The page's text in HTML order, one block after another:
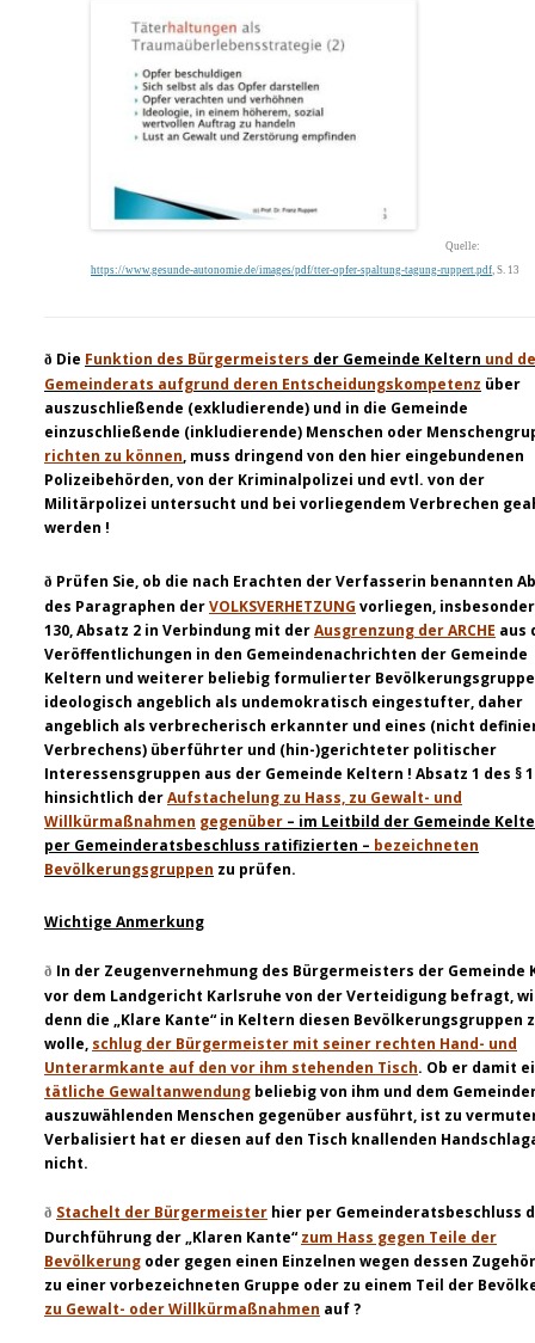
Quelle:
https://www.gesunde-autonomie.de/images/pdf/tter-opfer-spaltung-tagung-ruppert.pdf , S. 13
ð Die Funktion des Bürgermeisters der Gemeinde Keltern und
Gemeinderats aufgrund deren Entscheidungskompetenz über
auszuschließende (exkludierende) und in die Gemeinde
einzuschließende (inkludierende) Menschen oder
richten zu können, muss dringend von den hier eingebundenen
Polizeibehörden, von der Kriminalpolizei und evtl. von der
Militärpolizei untersucht und bei vorliegendem Verbrechen
werden !
ð Prüfen Sie, ob die nach Erachten der Verfasserin benannten
des Paragraphen derVOLKSVERHETZUNG vorliegen,
130, Absatz 2 in Verbindung mit derAusgrenzung der ARCHE aus
Veröffentlichungen in den Gemeindenachrichten der Gemeinde
Keltern und weiterer beliebig formulierter
ideologisch angeblich als undemokratisch eingestufter, daher
angeblich als verbrecherisch erkannter und eines (nicht
Verbrechens) überführter und (hin-)gerichteter politischer
Interessensgruppen aus der Gemeinde Keltern ! Absatz 1 des §
hinsichtlich derAufstachelung zu Hass, zu Gewalt- und
Willkürmaßnahmen gegenüber – im Leitbild der Gemeinde
per Gemeinderatsbeschluss ratifizierten – bezeichneten
Bevölkerungsgruppen zu prüfen.
Wichtige Anmerkung
ð In der Zeugenvernehmung des Bürgermeisters der Gemeinde
vor dem Landgericht Karlsruhe von der Verteidigung befragt,
denn die „Klare Kante“ in Keltern diesen Bevölkerungsgruppen
wolle, schlug der Bürgermeister mit seiner rechten Hand- und
Unterarmkante auf den vor ihm stehenden Tisch. Ob er damit
tätliche Gewaltanwendung beliebig von ihm und dem
auszuwählenden Menschen gegenüber ausführt, ist zu
Verbalisiert hat er diesen auf den Tisch knallenden
nicht.
ð Stachelt der Bürgermeister hier per Gemeinderatsbeschluss
Durchführung der „Klaren Kante“ zum Hass gegen Teile der
Bevölkerung oder gegen einen Einzelnen wegen dessen
zu einer vorbezeichneten Gruppe oder zu einem Teil der
zu Gewalt- oder Willkürmaßnahmen auf ?